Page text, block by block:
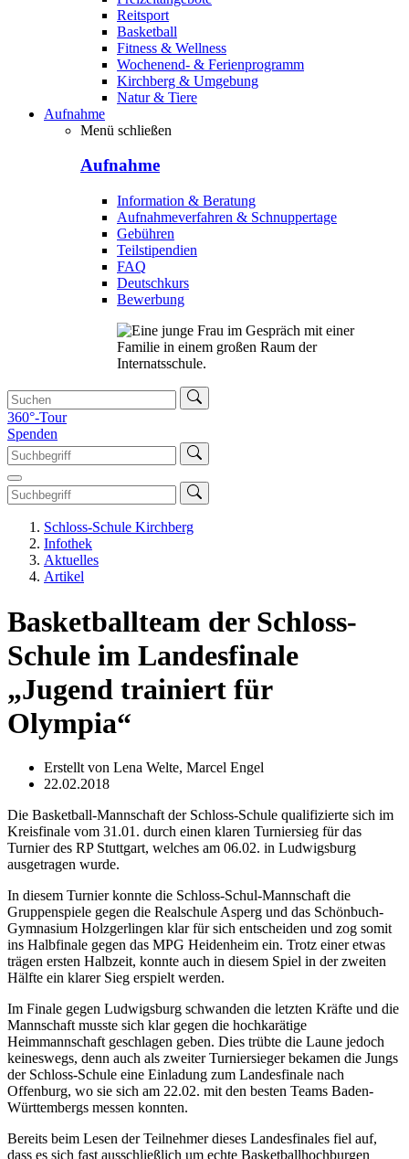
Reitsport
Basketball
Fitness & Wellness
Wochenend- & Ferienprogramm
Kirchberg & Umgebung
Natur & Tiere
Aufnahme
Menü schließen
Aufnahme
Information & Beratung
Aufnahmeverfahren & Schnuppertage
Gebühren
Teilstipendien
FAQ
Deutschkurs
Bewerbung
360°-Tour
Spenden
Schloss-Schule Kirchberg
Infothek
Aktuelles
Artikel
Basketballteam der Schloss-
Schule im Landesfinale
„Jugend trainiert für
Olympia“
Erstellt von Lena Welte, Marcel Engel
22.02.2018
Die Basketball-Mannschaft der Schloss-Schule qualifizierte sich im
Kreisfinale vom 31.01. durch einen klaren Turniersieg für das
Turnier des RP Stuttgart, welches am 06.02. in Ludwigsburg
ausgetragen wurde.
In diesem Turnier konnte die Schloss-Schul-Mannschaft die
Gruppenspiele gegen die Realschule Asperg und das Schönbuch-
Gymnasium Holzgerlingen klar für sich entscheiden und zog somit
ins Halbfinale gegen das MPG Heidenheim ein. Trotz einer etwas
trägen ersten Halbzeit, konnte auch in diesem Spiel in der zweiten
Hälfte ein klarer Sieg erspielt werden.
Im Finale gegen Ludwigsburg schwanden die letzten Kräfte und die
Mannschaft musste sich klar gegen die hochkarätige
Heimmannschaft geschlagen geben. Dies trübte die Laune jedoch
keineswegs, denn auch als zweiter Turniersieger bekamen die Jungs
der Schloss-Schule eine Einladung zum Landesfinale nach
Offenburg, wo sie sich am 22.02. mit den besten Teams Baden-
Württembergs messen konnten.
Bereits beim Lesen der Teilnehmer dieses Landesfinales fiel auf,
dass es sich fast ausschließlich um echte Basketballhochburgen